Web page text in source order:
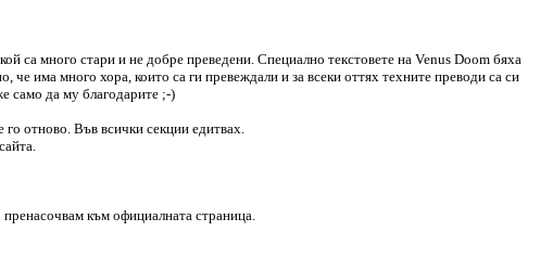
са много стари и не добре преведени. Специално текстовете на Venus Doom бяха
че има много хора, които са ги превеждали и за всеки оттях техните преводи са си
само да му благодарите ;-)
отново. Във всички секции едитвах.
към официалната страница.